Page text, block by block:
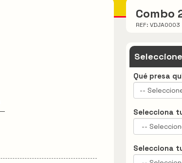
Combo
REF: VDJA0003
Qué presa
--
Selecciona
Selecciona